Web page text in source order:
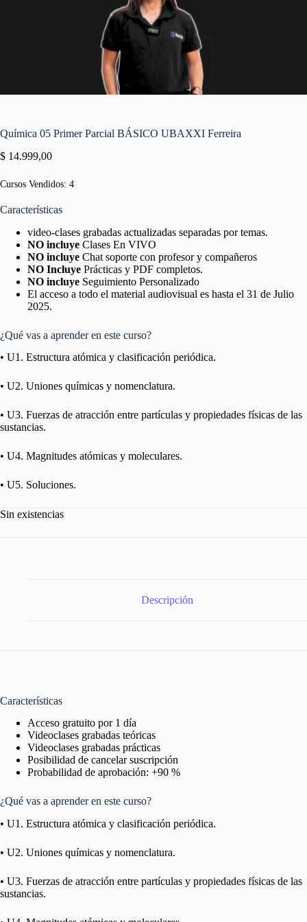
Química 05 Primer Parcial BÁSICO UBAXXI Ferreira
$ 14.999,00
Cursos Vendidos: 4
Características
video-clases grabadas actualizadas separadas por temas.
NO incluye Clases En VIVO
NO incluye Chat soporte con profesor y compañeros
NO Incluye Prácticas y PDF completos.
NO incluye Seguimiento Personalizado
El acceso a todo el material audiovisual es hasta el 31 de Julio
2025.
¿Qué vas a aprender en este curso?
• U1. Estructura atómica y clasificación periódica.
• U2. Uniones químicas y nomenclatura.
• U3. Fuerzas de atracción entre partículas y propiedades físicas de las
sustancias.
• U4. Magnitudes atómicas y moleculares.
• U5. Soluciones.
Sin existencias
Descripción
Características
Acceso gratuito por 1 día
Videoclases grabadas teóricas
Videoclases grabadas prácticas
Posibilidad de cancelar suscripción
Probabilidad de aprobación: +90 %
¿Qué vas a aprender en este curso?
• U1. Estructura atómica y clasificación periódica.
• U2. Uniones químicas y nomenclatura.
• U3. Fuerzas de atracción entre partículas y propiedades físicas de las
sustancias.